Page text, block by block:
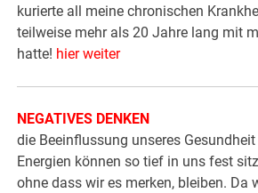
kurierte all meine chronischen
teilweise mehr als 20 Jahre lang mit
hatte! hier weiter
NEGATIVES DENKEN
die Beeinflussung unseres
Energien können so tief in uns fest
ohne dass wir es merken, bleiben. Da